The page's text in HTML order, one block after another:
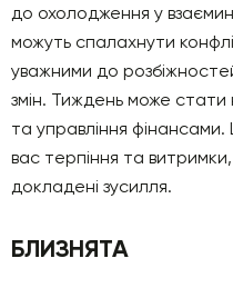
до охолодження у
можуть спалахнути
уважними до
змін. Тиждень може стати
та управління
вас терпіння та
докладені зусилля.
БЛИЗНЯТА